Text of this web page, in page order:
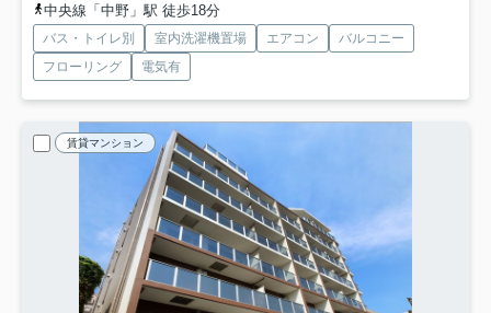
中央線「中野」駅 徒歩18分
バス・トイレ別 室内洗濯機置場 エアコン
バルコニー
フローリング
電気有
賃貸マンション